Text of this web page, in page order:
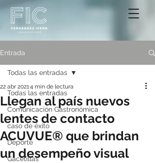
Entrada
Todas las entradas
Comunicación Gastronómica
caso de éxito
Deporte
Gacetillas
Todas las entradas
Llegan al país nuevos
lentes de contacto
ACUVUE® que brindan
un desempeño visual
22 abr 20214 min de lectura